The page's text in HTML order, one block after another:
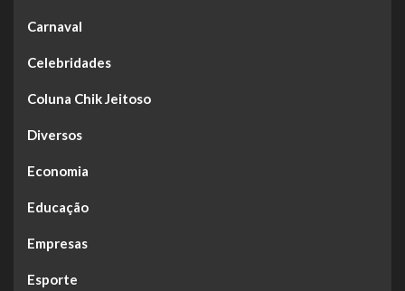
Carnaval
Celebridades
Coluna Chik Jeitoso
Diversos
Economia
Educação
Empresas
Esporte